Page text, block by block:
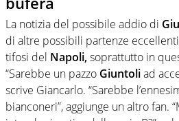
La notizia del possibile addio di
di altre possibili partenze
tifosi del Napoli,soprattutto in
“Sarebbe un pazzo Giuntoliad
scrive Giancarlo. “Sarebbe
bianconeri”, aggiunge un altro fan.